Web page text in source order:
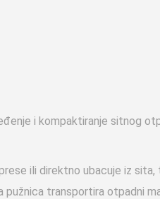
i kompaktiranje sitnog
ili direktno ubacuje iz
transportira otpadni